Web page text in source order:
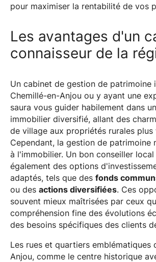
pour maximiser la rentabilité de vos
Les avantages d'un
connaisseur de la
Un cabinet de gestion de patrimoine
Chemillé-en-Anjou ou y ayant une
saura vous guider habilement dans
immobilier diversifié, allant des
de village aux propriétés rurales plus
Cependant, la gestion de patrimoine
à l'immobilier. Un bon conseiller
également des options
adaptés, tels que des fonds
ou des actions diversifiées. Ces
souvent mieux maîtrisées par ceux
compréhension fine des évolutions
des besoins spécifiques des clients
Les rues et quartiers emblématiques
Anjou, comme le centre historique